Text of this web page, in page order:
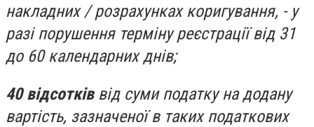
накладних / розрахунках коригування, - у
разі порушення терміну реєстрації від 31
до 60 календарних днів;
40 відсотківвід суми податку на додану
вартість, зазначеної в таких податкових